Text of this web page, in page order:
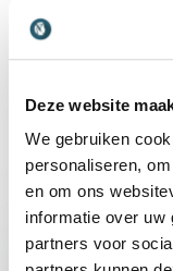
Deze website
We gebruiken
personaliseren,
en om ons
informatie over uw
partners voor
LEZING VAN